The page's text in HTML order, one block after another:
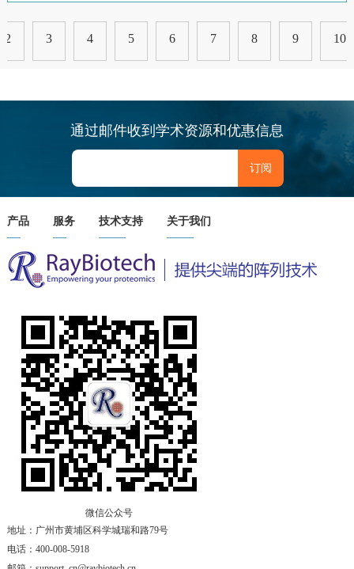
2 3 4 5 6 7 8 9 10
通过邮件收到学术资源和优惠信息
产品 服务 技术支持 关于我们
微信公众号
地址：广州市黄埔区科学城瑞和路79号
电话：400-008-5918